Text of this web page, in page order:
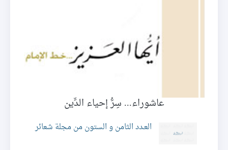
عاشوراء... سِرُّ إحياء الدِّين
العـدد الثامن و الستون من مجلة شعائر